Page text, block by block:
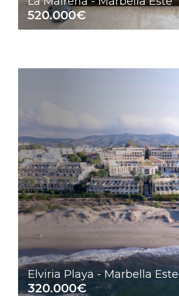
520.000€
Elviria Playa - Marbella Este
320.000€